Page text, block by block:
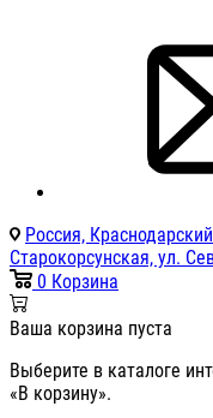
Россия,
Старокорсунская, ул.
0 Корзина
Ваша корзина пуста
Выберите в каталоге
«В корзину».